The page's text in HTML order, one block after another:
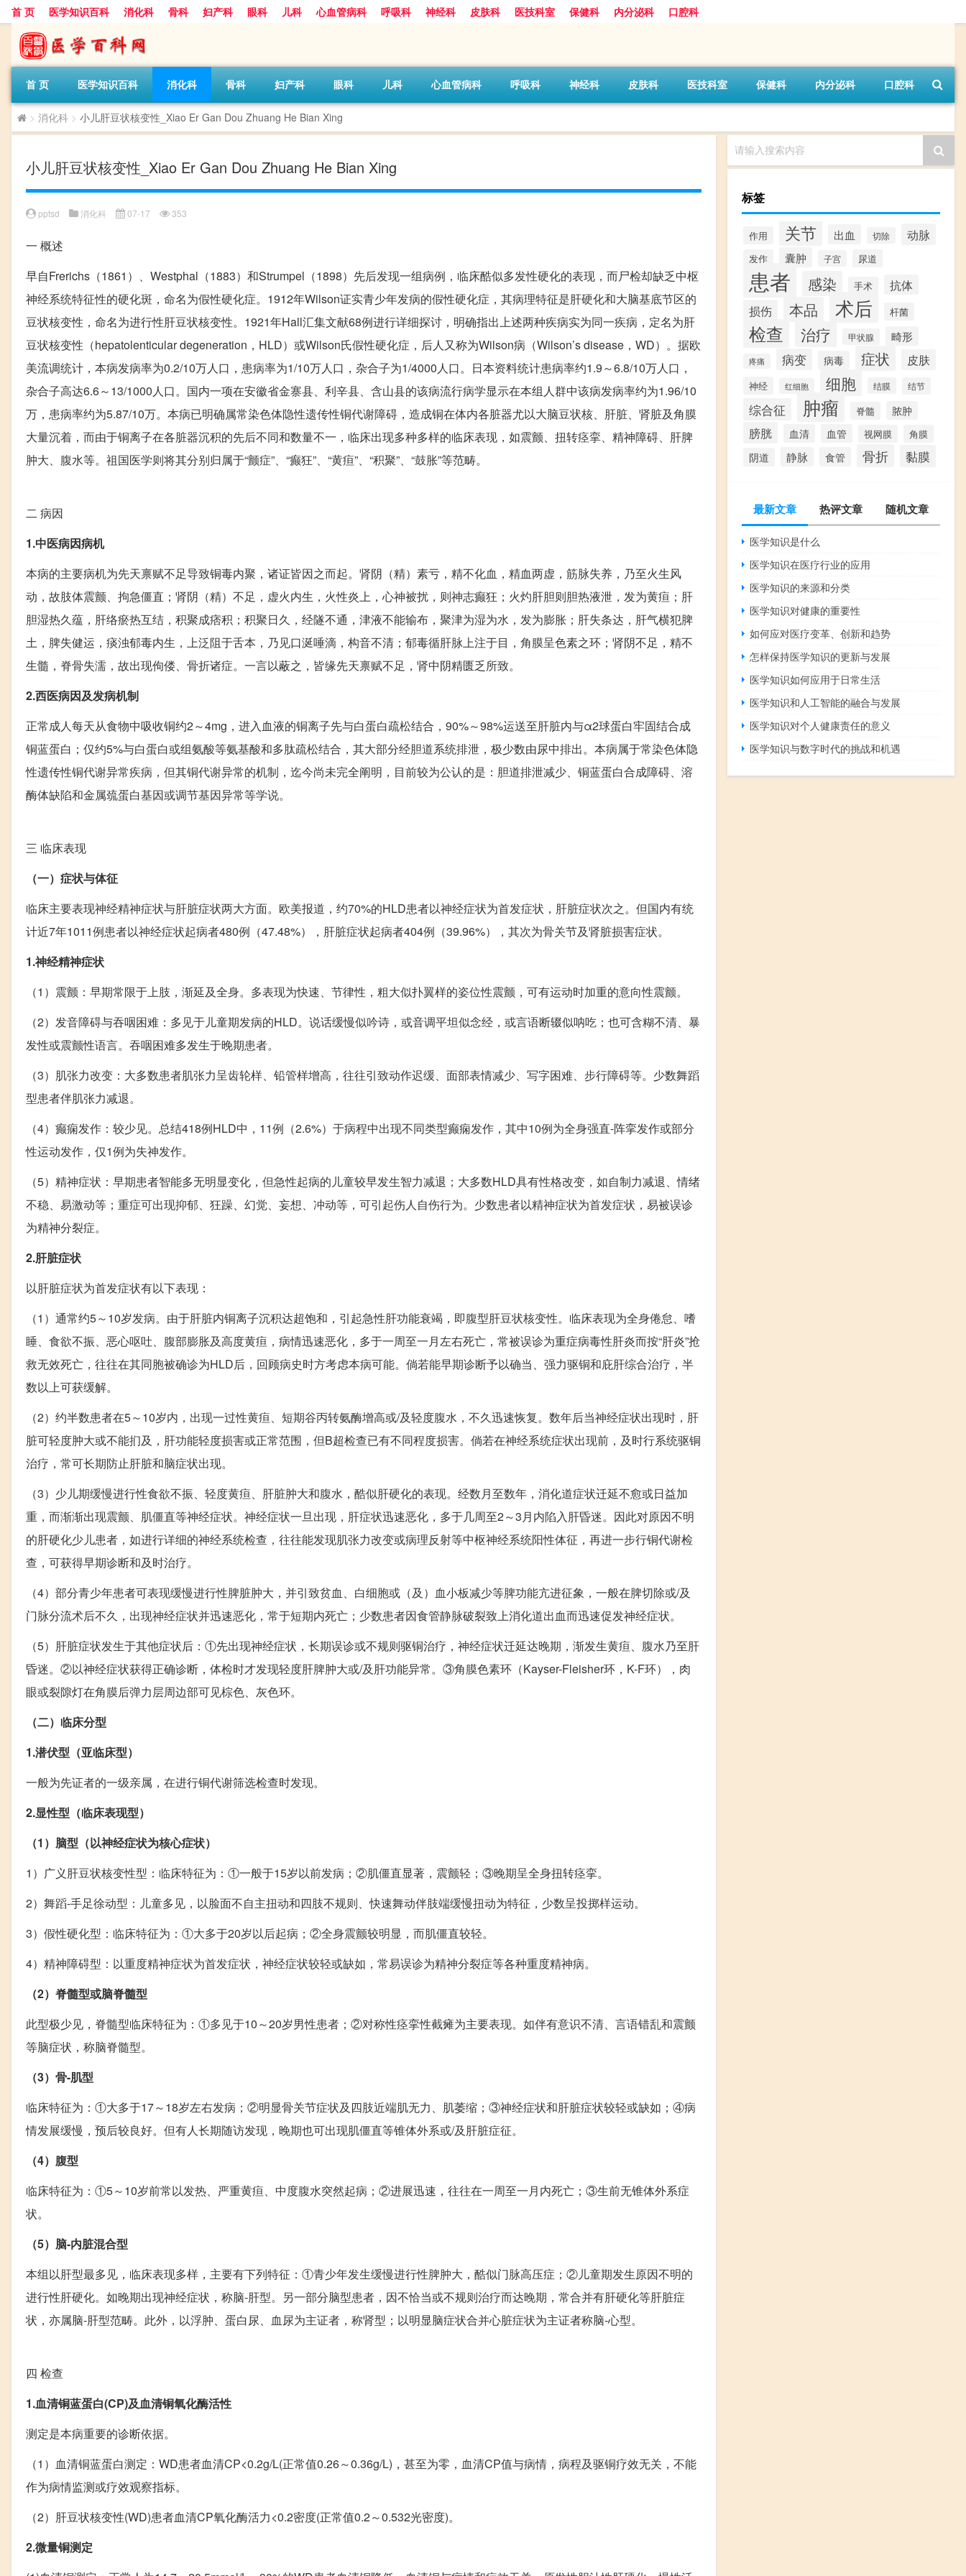
首 页 医学知识百科 消化科 骨科 妇产科 眼科 儿科 心血管病科 呼吸科 神经科 皮肤科 医技科室 保健科 内分泌科 口腔科
首 页 医学知识百科 消化科 骨科 妇产科 眼科 儿科 心血管病科 呼吸科 神经科 皮肤科 医技科室 保健科 内分泌科 口腔科
> 消化科 > 小儿肝豆状核变性_Xiao Er Gan Dou Zhuang He Bian Xing
小儿肝豆状核变性_Xiao Er Gan Dou Zhuang He Bian Xing
pptsd 消化科 07-17 353
一 概述
早自Frerichs（1861）、Westphal（1883）和Strumpel（1898）先后发现一组病例，临床酷似多发性硬化的表现，而尸检却缺乏中枢
神经系统特征性的硬化斑，命名为假性硬化症。1912年Wilson证实青少年发病的假性硬化症，其病理特征是肝硬化和大脑基底节区的
豆状核变性，命名为进行性肝豆状核变性。1921年Hall汇集文献68例进行详细探讨，明确指出上述两种疾病实为同一疾病，定名为肝
豆状核变性（hepatolenticular degeneration，HLD）或Wilson氏假性硬化症，后人又称为Wilson病（Wilson’s disease，WD）。据欧
美流调统计，本病发病率为0.2/10万人口，患病率为1/10万人口，杂合子为1/4000人口。日本资料统计患病率约1.9～6.8/10万人口，
杂合子高达6.6～13/1000人口。国内一项在安徽省金寨县、利辛县、含山县的该病流行病学显示在本组人群中该病发病率约为1.96/10
万，患病率约为5.87/10万。本病已明确属常染色体隐性遗传性铜代谢障碍，造成铜在体内各脏器尤以大脑豆状核、肝脏、肾脏及角膜
大量沉着，而由于铜离子在各脏器沉积的先后不同和数量不一，临床出现多种多样的临床表现，如震颤、扭转痉挛、精神障碍、肝脾
肿大、腹水等。祖国医学则将其分别归属于“颤症”、“癫狂”、“黄疸”、“积聚”、“鼓胀”等范畴。
二 病因
1.中医病因病机
本病的主要病机为先天禀赋不足导致铜毒内聚，诸证皆因之而起。肾阴（精）素亏，精不化血，精血两虚，筋脉失养，乃至火生风
动，故肢体震颤、拘急僵直；肾阴（精）不足，虚火内生，火性炎上，心神被扰，则神志癫狂；火灼肝胆则胆热液泄，发为黄疸；肝
胆湿热久蕴，肝络瘀热互结，积聚成痞积；积聚日久，经隧不通，津液不能输布，聚津为湿为水，发为膨胀；肝失条达，肝气横犯脾
土，脾失健运，痰浊郁毒内生，上泛阻于舌本，乃见口涎唾滴，构音不清；郁毒循肝脉上注于目，角膜呈色素之环；肾阴不足，精不
生髓，脊骨失濡，故出现佝偻、骨折诸症。一言以蔽之，皆缘先天禀赋不足，肾中阴精匮乏所致。
2.西医病因及发病机制
正常成人每天从食物中吸收铜约2～4mg，进入血液的铜离子先与白蛋白疏松结合，90%～98%运送至肝脏内与α2球蛋白牢固结合成
铜蓝蛋白；仅约5%与白蛋白或组氨酸等氨基酸和多肽疏松结合，其大部分经胆道系统排泄，极少数由尿中排出。本病属于常染色体隐
性遗传性铜代谢异常疾病，但其铜代谢异常的机制，迄今尚未完全阐明，目前较为公认的是：胆道排泄减少、铜蓝蛋白合成障碍、溶
酶体缺陷和金属巯蛋白基因或调节基因异常等学说。
三 临床表现
（一）症状与体征
临床主要表现神经精神症状与肝脏症状两大方面。欧美报道，约70%的HLD患者以神经症状为首发症状，肝脏症状次之。但国内有统
计近7年1011例患者以神经症状起病者480例（47.48%），肝脏症状起病者404例（39.96%），其次为骨关节及肾脏损害症状。
1.神经精神症状
（1）震颤：早期常限于上肢，渐延及全身。多表现为快速、节律性，粗大似扑翼样的姿位性震颤，可有运动时加重的意向性震颤。
（2）发音障碍与吞咽困难：多见于儿童期发病的HLD。说话缓慢似吟诗，或音调平坦似念经，或言语断辍似呐吃；也可含糊不清、暴
发性或震颤性语言。吞咽困难多发生于晚期患者。
（3）肌张力改变：大多数患者肌张力呈齿轮样、铅管样增高，往往引致动作迟缓、面部表情减少、写字困难、步行障碍等。少数舞蹈
型患者伴肌张力减退。
（4）癫痫发作：较少见。总结418例HLD中，11例（2.6%）于病程中出现不同类型癫痫发作，其中10例为全身强直-阵挛发作或部分
性运动发作，仅1例为失神发作。
（5）精神症状：早期患者智能多无明显变化，但急性起病的儿童较早发生智力减退；大多数HLD具有性格改变，如自制力减退、情绪
不稳、易激动等；重症可出现抑郁、狂躁、幻觉、妄想、冲动等，可引起伤人自伤行为。少数患者以精神症状为首发症状，易被误诊
为精神分裂症。
2.肝脏症状
以肝脏症状为首发症状有以下表现：
（1）通常约5～10岁发病。由于肝脏内铜离子沉积达超饱和，引起急性肝功能衰竭，即腹型肝豆状核变性。临床表现为全身倦怠、嗜
睡、食欲不振、恶心呕吐、腹部膨胀及高度黄疸，病情迅速恶化，多于一周至一月左右死亡，常被误诊为重症病毒性肝炎而按“肝炎”抢
救无效死亡，往往在其同胞被确诊为HLD后，回顾病史时方考虑本病可能。倘若能早期诊断予以确当、强力驱铜和庇肝综合治疗，半
数以上可获缓解。
（2）约半数患者在5～10岁内，出现一过性黄疸、短期谷丙转氨酶增高或/及轻度腹水，不久迅速恢复。数年后当神经症状出现时，肝
脏可轻度肿大或不能扪及，肝功能轻度损害或正常范围，但B超检查已有不同程度损害。倘若在神经系统症状出现前，及时行系统驱铜
治疗，常可长期防止肝脏和脑症状出现。
（3）少儿期缓慢进行性食欲不振、轻度黄疸、肝脏肿大和腹水，酷似肝硬化的表现。经数月至数年，消化道症状迁延不愈或日益加
重，而渐渐出现震颤、肌僵直等神经症状。神经症状一旦出现，肝症状迅速恶化，多于几周至2～3月内陷入肝昏迷。因此对原因不明
的肝硬化少儿患者，如进行详细的神经系统检查，往往能发现肌张力改变或病理反射等中枢神经系统阳性体征，再进一步行铜代谢检
查，可获得早期诊断和及时治疗。
（4）部分青少年患者可表现缓慢进行性脾脏肿大，并引致贫血、白细胞或（及）血小板减少等脾功能亢进征象，一般在脾切除或/及
门脉分流术后不久，出现神经症状并迅速恶化，常于短期内死亡；少数患者因食管静脉破裂致上消化道出血而迅速促发神经症状。
（5）肝脏症状发生于其他症状后：①先出现神经症状，长期误诊或不规则驱铜治疗，神经症状迁延达晚期，渐发生黄疸、腹水乃至肝
昏迷。②以神经症状获得正确诊断，体检时才发现轻度肝脾肿大或/及肝功能异常。③角膜色素环（Kayser-Fleisher环，K-F环），肉
眼或裂隙灯在角膜后弹力层周边部可见棕色、灰色环。
（二）临床分型
1.潜伏型（亚临床型）
一般为先证者的一级亲属，在进行铜代谢筛选检查时发现。
2.显性型（临床表现型）
（1）脑型（以神经症状为核心症状）
1）广义肝豆状核变性型：临床特征为：①一般于15岁以前发病；②肌僵直显著，震颤轻；③晚期呈全身扭转痉挛。
2）舞蹈-手足徐动型：儿童多见，以脸面不自主扭动和四肢不规则、快速舞动伴肢端缓慢扭动为特征，少数呈投掷样运动。
3）假性硬化型：临床特征为：①大多于20岁以后起病；②全身震颤较明显，而肌僵直较轻。
4）精神障碍型：以重度精神症状为首发症状，神经症状较轻或缺如，常易误诊为精神分裂症等各种重度精神病。
（2）脊髓型或脑脊髓型
此型极少见，脊髓型临床特征为：①多见于10～20岁男性患者；②对称性痉挛性截瘫为主要表现。如伴有意识不清、言语错乱和震颤
等脑症状，称脑脊髓型。
（3）骨-肌型
临床特征为：①大多于17～18岁左右发病；②明显骨关节症状及四肢近端肌无力、肌萎缩；③神经症状和肝脏症状较轻或缺如；④病
情发展缓慢，预后较良好。但有人长期随访发现，晚期也可出现肌僵直等锥体外系或/及肝脏症征。
（4）腹型
临床特征为：①5～10岁前常以发热、严重黄疸、中度腹水突然起病；②进展迅速，往往在一周至一月内死亡；③生前无锥体外系症
状。
（5）脑-内脏混合型
本组以肝型最多见，临床表现多样，主要有下列特征：①青少年发生缓慢进行性脾肿大，酷似门脉高压症；②儿童期发生原因不明的
进行性肝硬化。如晚期出现神经症状，称脑-肝型。另一部分脑型患者，因不恰当或不规则治疗而达晚期，常合并有肝硬化等肝脏症
状，亦属脑-肝型范畴。此外，以浮肿、蛋白尿、血尿为主证者，称肾型；以明显脑症状合并心脏症状为主证者称脑-心型。
四 检查
1.血清铜蓝蛋白(CP)及血清铜氧化酶活性
测定是本病重要的诊断依据。
（1）血清铜蓝蛋白测定：WD患者血清CP<0.2g/L(正常值0.26～0.36g/L)，甚至为零，血清CP值与病情，病程及驱铜疗效无关，不能
作为病情监测或疗效观察指标。
（2）肝豆状核变性(WD)患者血清CP氧化酶活力<0.2密度(正常值0.2～0.532光密度)。
2.微量铜测定
请输入搜索内容
标签
作用 关节 出血 切除 动脉
发作 囊肿 子宫 尿道
患者 感染 手术 抗体
损伤 本品 术后 杆菌
检查 治疗 甲状腺 畸形
疼痛 病变 病毒 症状 皮肤
神经 红细胞 细胞 结膜 结节
综合征 肿瘤 脊髓 脓肿
膀胱 血清 血管 视网膜 角膜
阴道 静脉 食管 骨折 黏膜
最新文章 热评文章 随机文章
医学知识是什么
医学知识在医疗行业的应用
医学知识的来源和分类
医学知识对健康的重要性
如何应对医疗变革、创新和趋势
怎样保持医学知识的更新与发展
医学知识如何应用于日常生活
医学知识和人工智能的融合与发展
医学知识对个人健康责任的意义
医学知识与数字时代的挑战和机遇